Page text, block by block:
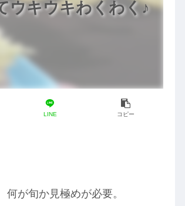
ウキウキわくわく♪
LINE コピー
が旬か見極めが必要。